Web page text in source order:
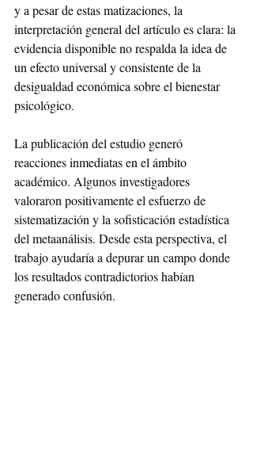
y a pesar de estas matizaciones, la
interpretación general del artículo es clara: la
evidencia disponible no respalda la idea de
un efecto universal y consistente de la
desigualdad económica sobre el bienestar
psicológico.
La publicación del estudio generó
reacciones inmediatas en el ámbito
académico. Algunos investigadores
valoraron positivamente el esfuerzo de
sistematización y la sofisticación estadística
del metaanálisis. Desde esta perspectiva, el
trabajo ayudaría a depurar un campo donde
los resultados contradictorios habían
generado confusión.